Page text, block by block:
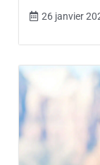
26 janvier